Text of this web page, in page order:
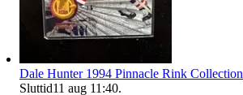
Dale Hunter 1994 Pinnacle Rink Collection
Sluttid11 aug 11:40.